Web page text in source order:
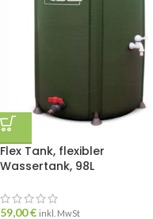
Flex Tank, flexibler
Wassertank, 98L
59,00€ inkl. MwSt